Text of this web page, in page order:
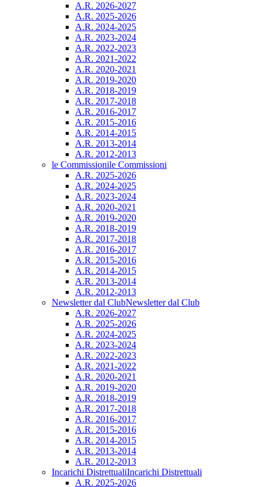
A.R. 2026-2027
A.R. 2025-2026
A.R. 2024-2025
A.R. 2023-2024
A.R. 2022-2023
A.R. 2021-2022
A.R. 2020-2021
A.R. 2019-2020
A.R. 2018-2019
A.R. 2017-2018
A.R. 2016-2017
A.R. 2015-2016
A.R. 2014-2015
A.R. 2013-2014
A.R. 2012-2013
le Commissionile Commissioni
A.R. 2025-2026
A.R. 2024-2025
A.R. 2023-2024
A.R. 2020-2021
A.R. 2019-2020
A.R. 2018-2019
A.R. 2017-2018
A.R. 2016-2017
A.R. 2015-2016
A.R. 2014-2015
A.R. 2013-2014
A.R. 2012-2013
Newsletter dal ClubNewsletter dal Club
A.R. 2026-2027
A.R. 2025-2026
A.R. 2024-2025
A.R. 2023-2024
A.R. 2022-2023
A.R. 2021-2022
A.R. 2020-2021
A.R. 2019-2020
A.R. 2018-2019
A.R. 2017-2018
A.R. 2016-2017
A.R. 2015-2016
A.R. 2014-2015
A.R. 2013-2014
A.R. 2012-2013
Incarichi DistrettualiIncarichi Distrettuali
A.R. 2025-2026